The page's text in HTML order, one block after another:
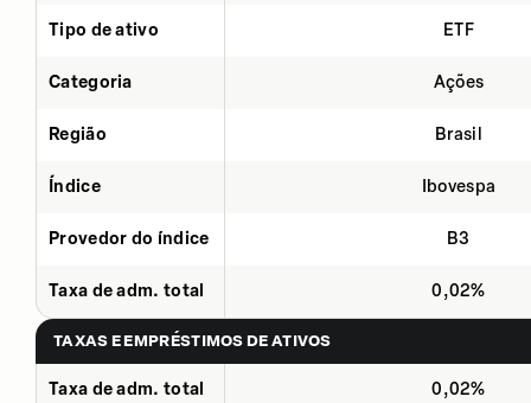
Tipo de ativo ETF
Categoria Ações
Região Brasil
Índice Ibovespa
Provedor do índice B3
Taxa de adm. total 0,02%
TAXAS E EMPRÉSTIMOS DE ATIVOS
Taxa de adm. total 0,02%